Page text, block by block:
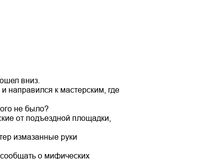
вниз.
направился к мастерским, где
не было?
от подъездной площадки,
измазанные руки
о мифических